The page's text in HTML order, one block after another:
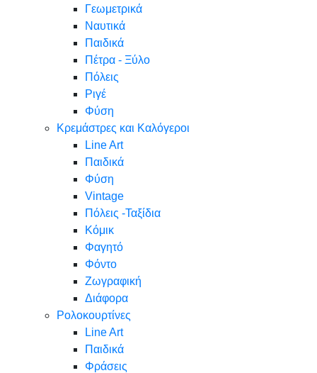
Γεωμετρικά
Ναυτικά
Παιδικά
Πέτρα - Ξύλο
Πόλεις
Ριγέ
Φύση
Κρεμάστρες και Καλόγεροι
Line Art
Παιδικά
Φύση
Vintage
Πόλεις -Ταξίδια
Κόμικ
Φαγητό
Φόντο
Ζωγραφική
Διάφορα
Ρολοκουρτίνες
Line Art
Παιδικά
Φράσεις